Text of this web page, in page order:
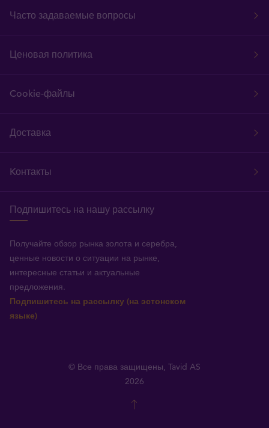
Часто задаваемые вопросы
Ценовая политика
Cookie-файлы
Доставка
Kонтакты
Подпишитесь на нашу рассылку
Получайте обзор рынка золота и серебра,
ценные новости о ситуации на рынке,
интересные статьи и актуальные
предложения.
Подпишитесь на рассылку (на эстонском
языке)
© Все права защищены, Tavid AS
2026